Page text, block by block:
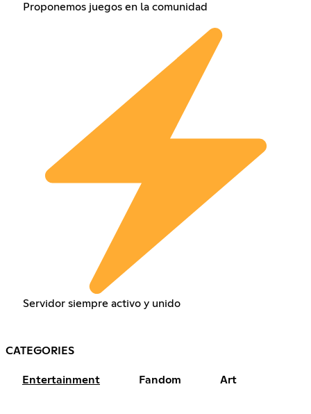
Proponemos juegos en la comunidad
Servidor siempre activo y unido
CATEGORIES
Entertainment Fandom Art